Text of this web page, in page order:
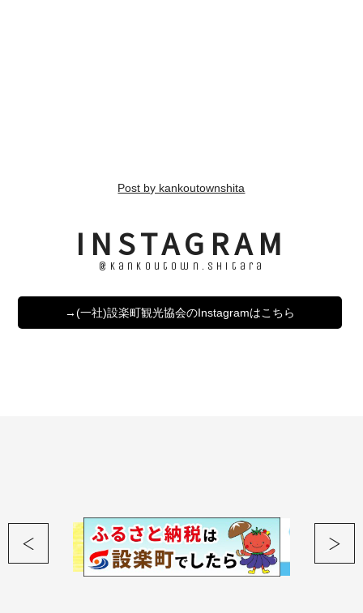
Post by kankoutownshita
INSTAGRAM
@kankoutown.shitara
→(一社)設楽町観光協会のInstagramはこちら